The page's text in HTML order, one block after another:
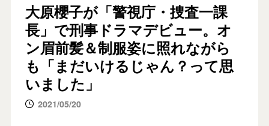
大原櫻子が「警視庁・捜査一課
長」で刑事ドラマデビュー。オ
ン眉前髪＆制服姿に照れながら
も「まだいけるじゃん？って思
いました」
2021/05/20